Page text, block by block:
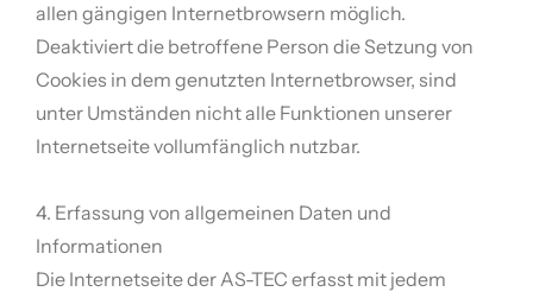
allen gängigen Internetbrowsern möglich.
Deaktiviert die betroffene Person die Setzung von
Cookies in dem genutzten Internetbrowser, sind
unter Umständen nicht alle Funktionen unserer
Internetseite vollumfänglich nutzbar.
4. Erfassung von allgemeinen Daten und
Informationen
Die Internetseite der AS-TEC erfasst mit jedem